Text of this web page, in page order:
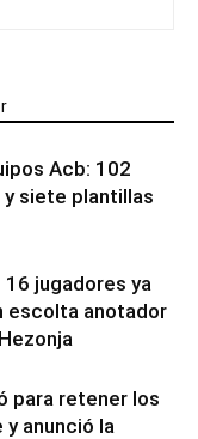
Acb: 102
siete plantillas
jugadores ya
escolta anotador
para retener los
anunció la